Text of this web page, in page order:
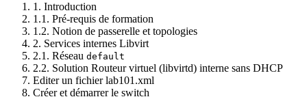
1. Introduction
1.1. Pré-requis de formation
1.2. Notion de passerelle et topologies
2. Services internes Libvirt
2.1. Réseau default
2.2. Solution Routeur virtuel (libvirtd) interne sans DHCP
Editer un fichier lab101.xml
Créer et démarrer le switch